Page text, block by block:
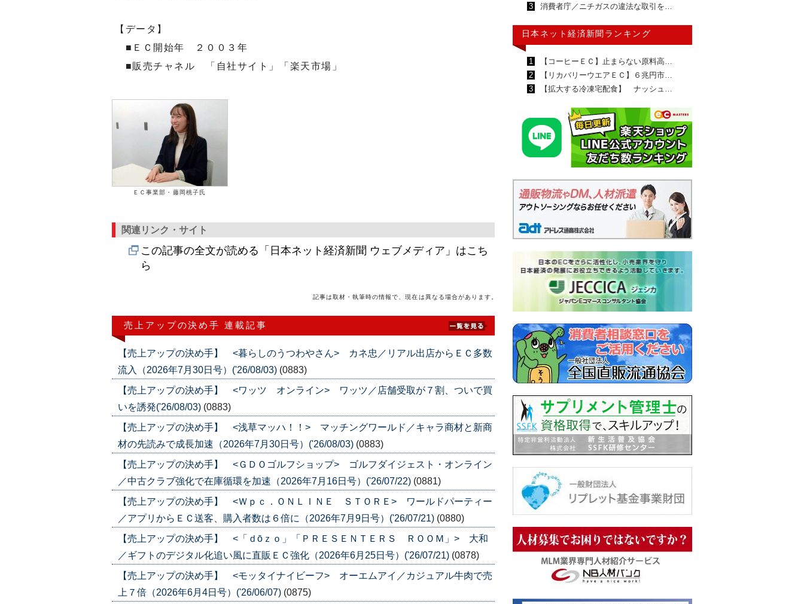
【データ】
■ＥＣ開始年 ２００３年
■販売チャネル 「自社サイト」「楽天市場」
ＥＣ事業部・藤岡桃子氏
関連リンク・サイト
この記事の全文が読める「日本ネット経済新聞 ウェブメディア」はこち
ら
記事は取材・執筆時の情報で、現在は異なる場合があります。
売上アップの決め手 連載記事
【売上アップの決め手】 <暮らしのうつわやさん> カネ忠／リアル出店からＥＣ多数
流入（2026年7月30日号）('26/08/03) (0883)
【売上アップの決め手】 <ワッツ オンライン> ワッツ／店舗受取が７割、ついで買
いを誘発('26/08/03) (0883)
【売上アップの決め手】 <浅草マッハ！！> マッチングワールド／キャラ商材と新商
材の先読みで成長加速（2026年7月30日号）('26/08/03) (0883)
【売上アップの決め手】 <ＧＤＯゴルフショップ> ゴルフダイジェスト・オンライン
／中古クラブ強化で在庫循環を加速（2026年7月16日号）('26/07/22) (0881)
【売上アップの決め手】 <Ｗｐｃ．ＯＮＬＩＮＥ ＳＴＯＲＥ> ワールドパーティー
／アプリからＥＣ送客、購入者数は６倍に（2026年7月9日号）('26/07/21) (0880)
【売上アップの決め手】 <「ｄōｚｏ」「ＰＲＥＳＥＮＴＥＲＳ ＲＯＯＭ」> 大和
／ギフトのデジタル化追い風に直販ＥＣ強化（2026年6月25日号）('26/07/21) (0878)
【売上アップの決め手】 <モッタイナイビーフ> オーエムアイ／カジュアル牛肉で売
上７倍（2026年6月4日号）('26/06/07) (0875)
3
消費者庁／ニチガスの違法な取引を…
日本ネット経済新聞ランキング
1
【コーヒーＥＣ】止まらない原料高…
2
【リカバリーウエアＥＣ】６兆円市…
3
【拡大する冷凍宅配食】 ナッシュ…